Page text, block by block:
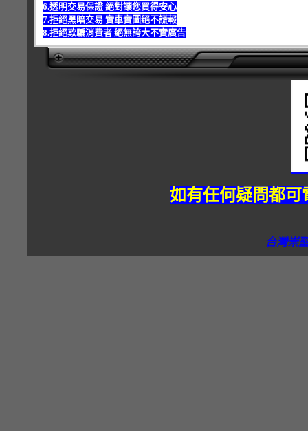
6.透明交易保證 絕對讓您買得安心
7.拒絕黑暗交易 實車實圖絕不謊報
8.拒絕欺騙消費者 絕無誇大不實廣告
如有任何疑問都
台灣崇